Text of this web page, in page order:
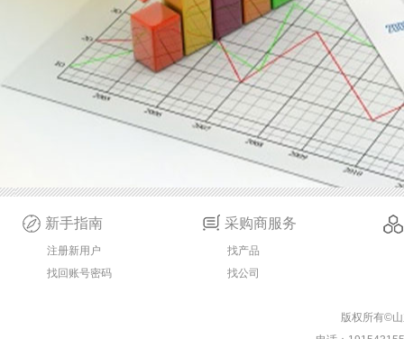
新手指南
注册新用户
找回账号密码
采购商服务
找产品
找公司
版权所有©